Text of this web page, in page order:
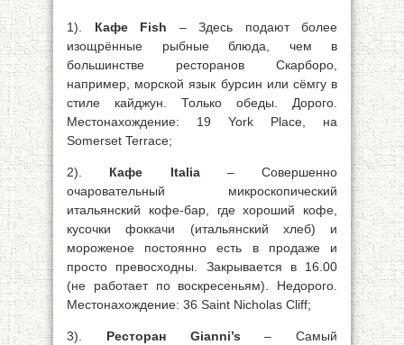
1). Кафе Fish – Здесь подают более
изощрённые рыбные блюда, чем в
большинстве ресторанов Скарборо,
например, морской язык бурсин или сёмгу в
стиле кайджун. Только обеды. Дорого.
Местонахождение: 19 York Place, на
Somerset Terrace;
2). Кафе Italia– Совершенно
очаровательный микроскопический
итальянский кофе-бар, где хороший кофе,
кусочки фоккачи (итальянский хлеб) и
мороженое постоянно есть в продаже и
просто превосходны. Закрывается в 16.00
(не работает по воскресеньям). Недорого.
Местонахождение: 36 Saint Nicholas Cliff;
3). Ресторан Gianni’s – Самый